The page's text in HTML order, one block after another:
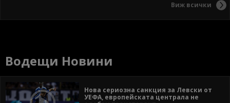
Виж всички
Водещи Новини
Нова сериозна санкция за Левски от
УЕФА, европейската централа не